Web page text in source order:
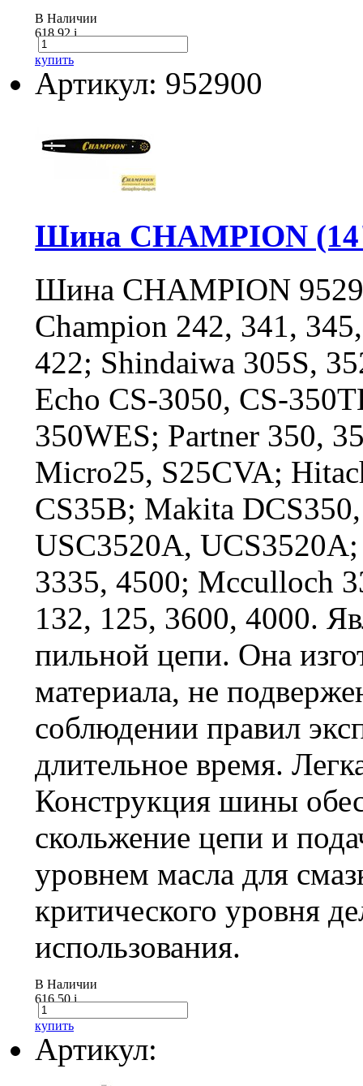
В Наличии
618.92i
купить
Артикул: 952900
Шина CHAMPION
Шина CHAMPION
Champion 242, 341,
422; Shindaiwa 305S,
Echo CS-3050, CS-
350WES; Partner 350,
Micro25, S25CVA;
CS35B; Makita
USC3520A,
3335, 4500; Mcculloch
132, 125, 3600, 4000.
пильной цепи. Она
материала, не
соблюдении правил
длительное время.
Конструкция шины
скольжение цепи и
уровнем масла для
критического уровня
использования.
В Наличии
616.50i
купить
Артикул: